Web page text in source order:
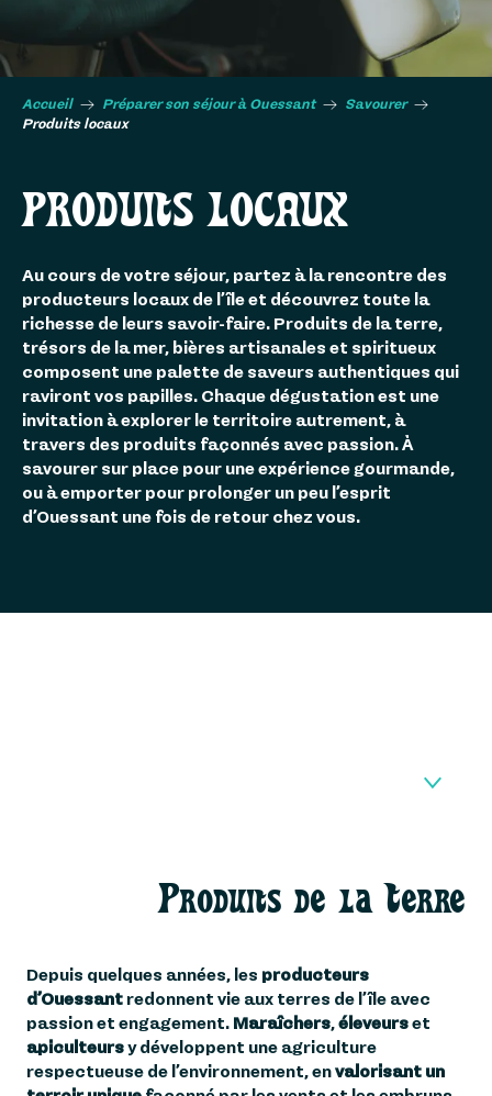
Accueil Préparer son séjour à Ouessant
Savourer
Produits locaux
PRODUITS LOCAUX
Au cours de votre séjour, partez à la rencontre des
producteurs locaux de l’île et découvrez toute la
richesse de leurs savoir-faire. Produits de la terre,
trésors de la mer, bières artisanales et spiritueux
composent une palette de saveurs authentiques qui
raviront vos papilles. Chaque dégustation est une
invitation à explorer le territoire autrement, à
travers des produits façonnés avec passion. À
savourer sur place pour une expérience gourmande,
ou à emporter pour prolonger un peu l’esprit
d’Ouessant une fois de retour chez vous.
PRODUITS DE LA TERRE
3 BIÈRES ET SPIRITUEUX
Produits de la Terre
Depuis quelques années, les producteurs
d’Ouessant redonnent vie aux terres de l’île avec
passion et engagement. Maraîchers,éleveurset
apiculteursy développent une agriculture
respectueuse de l’environnement, envalorisant un